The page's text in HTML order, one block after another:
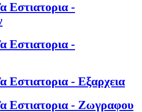
-
-
- Εξαρχεια
Εστιατορια - Ζωγραφου